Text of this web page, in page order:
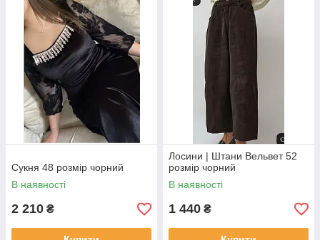
Сукня 48 розмір чорний
В наявності
2 210 ₴
Лосини | Штани Вельвет 52
розмір чорний
В наявності
1 440 ₴